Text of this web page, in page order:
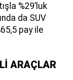
%29’luk
da SUV
pay ile
ARAÇLAR